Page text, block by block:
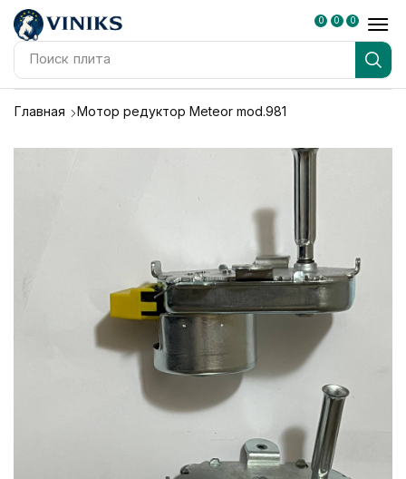
Поиск плита
0 0 0
Главная Мотор редуктор Meteor mod.981